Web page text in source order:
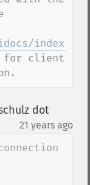
for client
dot
21 years ago